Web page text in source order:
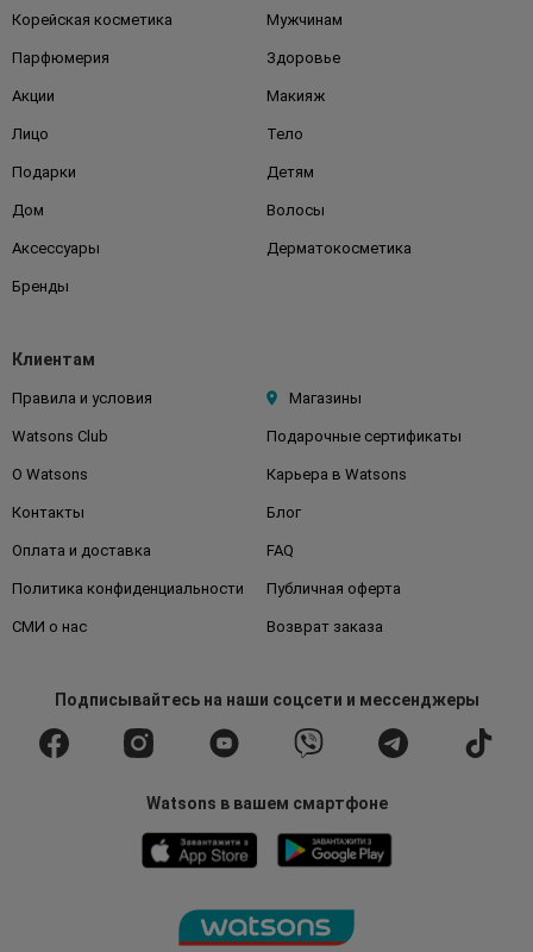
Корейская косметика Мужчинам
Парфюмерия Здоровье
Акции Макияж
Лицо Тело
Подарки Детям
Дом Волосы
Аксессуары Дерматокосметика
Бренды
Клиентам
Правила и условия Магазины
Watsons Club Подарочные сертификаты
О Watsons Карьера в Watsons
Контакты Блог
Оплата и доставка FAQ
Политика конфиденциальности Публичная оферта
СМИ о нас Возврат заказа
Подписывайтесьна наши соцсети и мессенджеры
Watsons в вашем смартфоне